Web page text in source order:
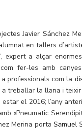
Javier Sánchez
en tallers
expert a alçar
fer-les amb
professionals com la
treballar la llana i
el 2016; l’any
«Pneumatic
Merina porta Samuel